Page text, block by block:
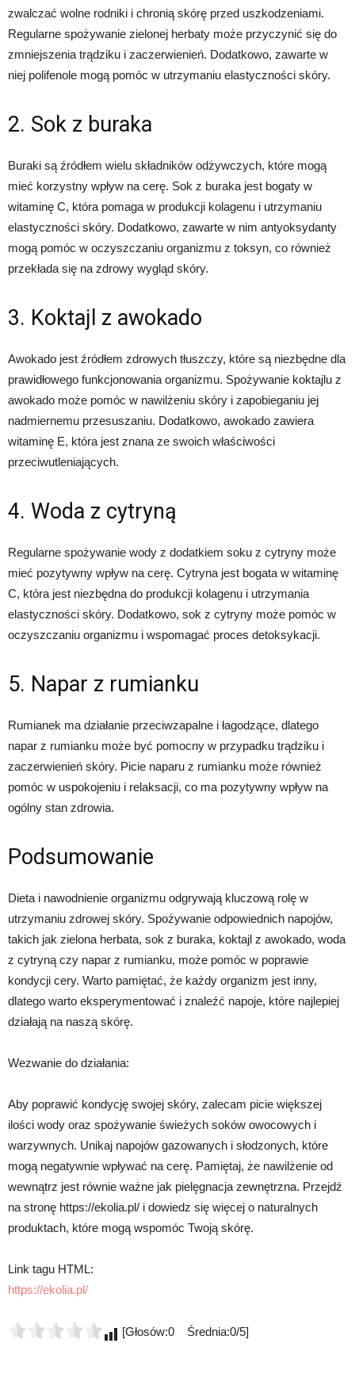
zwalczać wolne rodniki i chronią skórę przed uszkodzeniami.
Regularne spożywanie zielonej herbaty może przyczynić się do
zmniejszenia trądziku i zaczerwienień. Dodatkowo, zawarte w
niej polifenole mogą pomóc w utrzymaniu elastyczności skóry.
2. Sok z buraka
Buraki są źródłem wielu składników odżywczych, które mogą
mieć korzystny wpływ na cerę. Sok z buraka jest bogaty w
witaminę C, która pomaga w produkcji kolagenu i utrzymaniu
elastyczności skóry. Dodatkowo, zawarte w nim antyoksydanty
mogą pomóc w oczyszczaniu organizmu z toksyn, co również
przekłada się na zdrowy wygląd skóry.
3. Koktajl z awokado
Awokado jest źródłem zdrowych tłuszczy, które są niezbędne dla
prawidłowego funkcjonowania organizmu. Spożywanie koktajlu z
awokado może pomóc w nawilżeniu skóry i zapobieganiu jej
nadmiernemu przesuszaniu. Dodatkowo, awokado zawiera
witaminę E, która jest znana ze swoich właściwości
przeciwutleniających.
4. Woda z cytryną
Regularne spożywanie wody z dodatkiem soku z cytryny może
mieć pozytywny wpływ na cerę. Cytryna jest bogata w witaminę
C, która jest niezbędna do produkcji kolagenu i utrzymania
elastyczności skóry. Dodatkowo, sok z cytryny może pomóc w
oczyszczaniu organizmu i wspomagać proces detoksykacji.
5. Napar z rumianku
Rumianek ma działanie przeciwzapalne i łagodzące, dlatego
napar z rumianku może być pomocny w przypadku trądziku i
zaczerwienień skóry. Picie naparu z rumianku może również
pomóc w uspokojeniu i relaksacji, co ma pozytywny wpływ na
ogólny stan zdrowia.
Podsumowanie
Dieta i nawodnienie organizmu odgrywają kluczową rolę w
utrzymaniu zdrowej skóry. Spożywanie odpowiednich napojów,
takich jak zielona herbata, sok z buraka, koktajl z awokado, woda
z cytryną czy napar z rumianku, może pomóc w poprawie
kondycji cery. Warto pamiętać, że każdy organizm jest inny,
dlatego warto eksperymentować i znaleźć napoje, które najlepiej
działają na naszą skórę.
Wezwanie do działania:
Aby poprawić kondycję swojej skóry, zalecam picie większej
ilości wody oraz spożywanie świeżych soków owocowych i
warzywnych. Unikaj napojów gazowanych i słodzonych, które
mogą negatywnie wpływać na cerę. Pamiętaj, że nawilżenie od
wewnątrz jest równie ważne jak pielęgnacja zewnętrzna. Przejdź
na stronę https://ekolia.pl/ i dowiedz się więcej o naturalnych
produktach, które mogą wspomóc Twoją skórę.
Link tagu HTML:
https://ekolia.pl/
[Głosów:0 Średnia:0/5]